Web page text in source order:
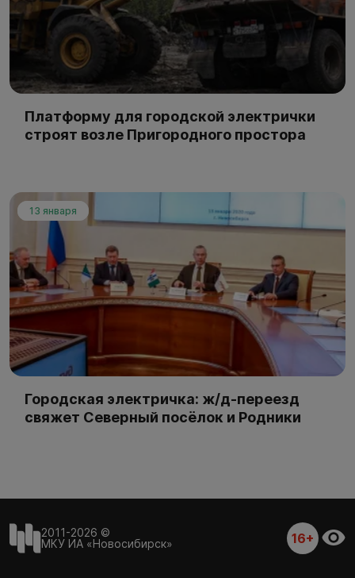
Платформу для городской электрички
строят возле Пригородного простора
13 января
Городская электричка: ж/д-переезд
свяжет Северный посёлок и Родники
2011-2026 ©
МКУ ИА «Новосибирск»
16+